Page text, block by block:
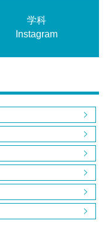
学科
Instagram